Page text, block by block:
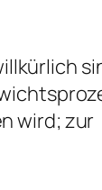
wird; zur